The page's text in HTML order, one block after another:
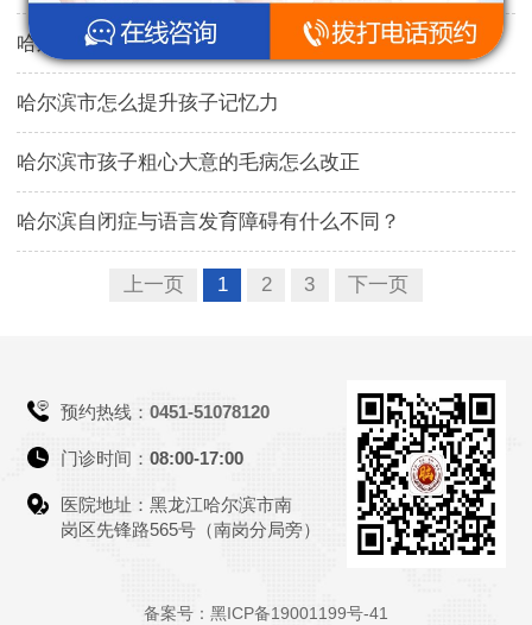
哈尔滨市小孩摔到头会影响智力发育吗？
哈尔滨市怎么提升孩子记忆力
哈尔滨市孩子粗心大意的毛病怎么改正
哈尔滨自闭症与语言发育障碍有什么不同？
上一页 1 2 3 下一页
预约热线：0451-51078120
门诊时间：08:00-17:00
医院地址：黑龙江哈尔滨市南
岗区先锋路565号（南岗分局旁）
备案号：黑ICP备19001199号-41